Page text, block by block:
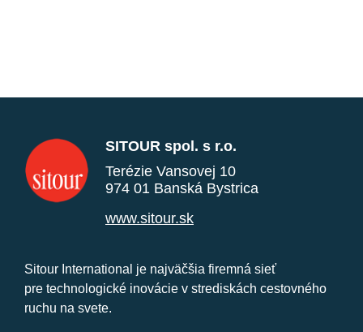
SITOUR spol. s r.o.
Terézie Vansovej 10
974 01 Banská Bystrica
www.sitour.sk
Sitour International je najväčšia firemná sieť
pre technologické inovácie v strediskách cestovného
ruchu na svete.